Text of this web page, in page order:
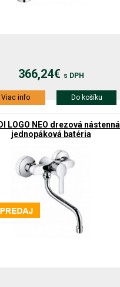
366,24€ s DPH
Viac info Do košíku
LOGO NEO drezová nástenná
jednopáková batéria